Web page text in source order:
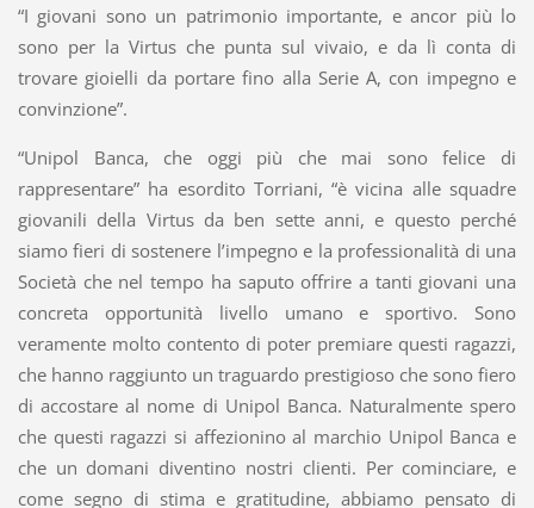
“I giovani sono un patrimonio importante, e ancor più lo
sono per la Virtus che punta sul vivaio, e da lì conta di
trovare gioielli da portare fino alla Serie A, con impegno e
convinzione”.
“Unipol Banca, che oggi più che mai sono felice di
rappresentare” ha esordito Torriani, “è vicina alle squadre
giovanili della Virtus da ben sette anni, e questo perché
siamo fieri di sostenere l’impegno e la professionalità di una
Società che nel tempo ha saputo offrire a tanti giovani una
concreta opportunità livello umano e sportivo. Sono
veramente molto contento di poter premiare questi ragazzi,
che hanno raggiunto un traguardo prestigioso che sono fiero
di accostare al nome di Unipol Banca. Naturalmente spero
che questi ragazzi si affezionino al marchio Unipol Banca e
che un domani diventino nostri clienti. Per cominciare, e
come segno di stima e gratitudine, abbiamo pensato di